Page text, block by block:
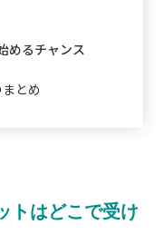
めるチャンス
とめ
トはどこで受け